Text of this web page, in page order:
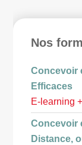
Nos
Concevoir
Efficaces
E-learning
Concevoir
Distance,